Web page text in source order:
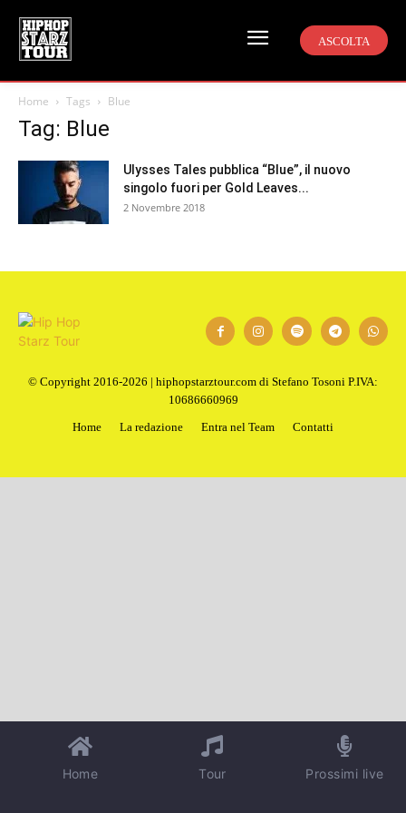
ASCOLTA
Home Tags Blue
Tag: Blue
Ulysses Tales pubblica “Blue”, il nuovo
singolo fuori per Gold Leaves...
2 Novembre 2018
© Copyright 2016-2026 | hiphopstarztour.com di Stefano Tosoni P.IVA:
10686660969
Home
La redazione Entra nel Team Contatti
Home Tour Prossimi live